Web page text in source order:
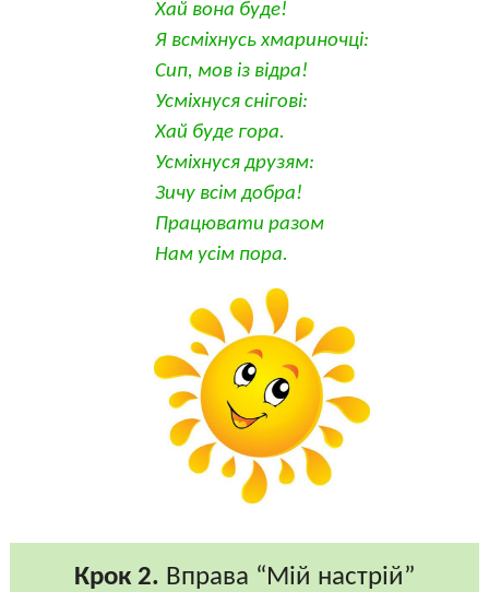
Хай вона буде!
Я всміхнусь хмариночці:
Сип, мов із відра!
Усміхнуся снігові:
Хай буде гора.
Усміхнуся друзям:
Зичу всім добра!
Працювати разом
Нам усім пора.
Крок 2. Вправа “Мій настрій”